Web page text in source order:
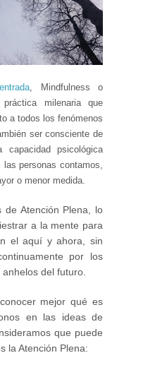
, Mindfulness o
milenaria que
a todos los fenómenos
ser consciente de
psicológica
personas contamos,
o menor medida.
de Atención Plena, lo
a la mente para
el aquí y ahora, sin
por los
del futuro.
mejor qué es
en las ideas de
que puede
la Atención Plena: